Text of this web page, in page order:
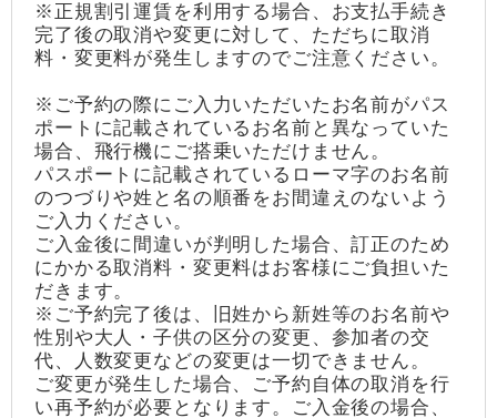
※正規割引運賃を利用する場合、お支払手続き
完了後の取消や変更に対して、ただちに取消
料・変更料が発生しますのでご注意ください。
※ご予約の際にご入力いただいたお名前がパス
ポートに記載されているお名前と異なっていた
場合、飛行機にご搭乗いただけません。
パスポートに記載されているローマ字のお名前
のつづりや姓と名の順番をお間違えのないよう
ご入力ください。
ご入金後に間違いが判明した場合、訂正のため
にかかる取消料・変更料はお客様にご負担いた
だきます。
※ご予約完了後は、旧姓から新姓等のお名前や
性別や大人・子供の区分の変更、参加者の交
代、人数変更などの変更は一切できません。
ご変更が発生した場合、ご予約自体の取消を行
い再予約が必要となります。ご入金後の場合、